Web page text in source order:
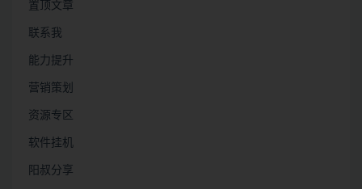
置顶文章
联系我
能力提升
营销策划
资源专区
软件挂机
阳叔分享